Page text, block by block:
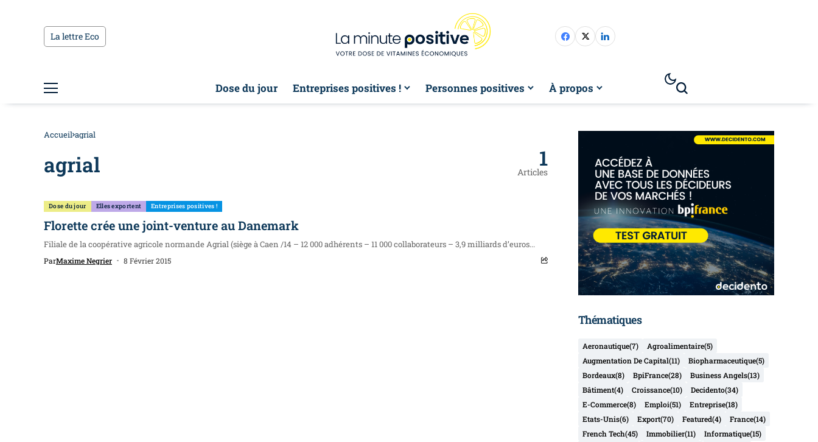
La lettre Eco
Dose du jour Entreprises positives ! Personnes positives À propos
Accueil agrial
agrial 1
Articles
Dose du jour Elles exportent Entreprises positives !
Florette crée une joint-venture au Danemark
Filiale de la coopérative agricole normande Agrial (siège à Caen /14 – 12 000 adhérents – 11 000 collaborateurs – 3,9 milliards d’euros...
ParMaxime Negrier 8 Février 2015
Thématiques
Aeronautique(7) Agroalimentaire(5)
Augmentation De Capital(11) Biopharmaceutique(5)
Bordeaux(8) BpiFrance(28) Business Angels(13)
Bâtiment(4) Croissance(10) Decidento(34)
E-Commerce(8) Emploi(51) Entreprise(18)
Etats-Unis(6) Export(70) Featured(4) France(14)
French Tech(45) Immobilier(11) Informatique(15)